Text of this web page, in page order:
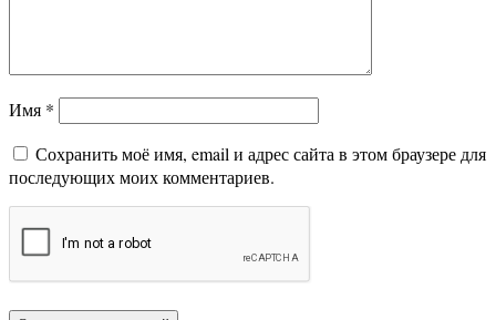
Имя *
Сохранить моё имя, email и адрес сайта в этом браузере для
последующих моих комментариев.